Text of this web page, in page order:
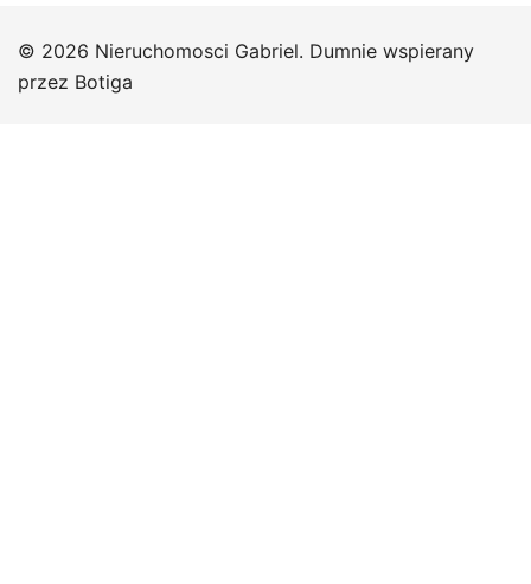
© 2026 Nieruchomosci Gabriel. Dumnie wspierany
przez Botiga